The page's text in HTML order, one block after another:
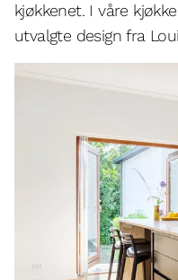
kjøkkenet. I våre
utvalgte design fra